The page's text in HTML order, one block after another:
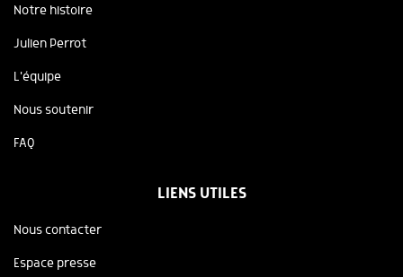
Notre histoire
Julien Perrot
L'équipe
Nous soutenir
FAQ
LIENS UTILES
Nous contacter
Espace presse